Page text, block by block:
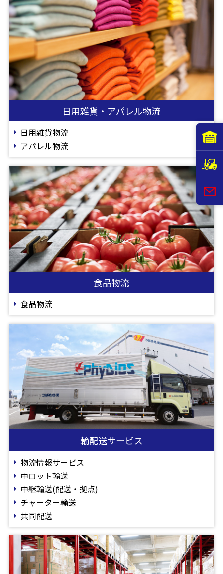
日用雑貨・アパレル物流
日用雑貨物流
アパレル物流
食品物流
食品物流
輸配送サービス
物流情報サービス
中ロット輸送
中継輸送(配送・拠点)
チャーター輸送
共同配送